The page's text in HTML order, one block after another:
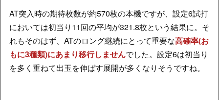
AT突入時の期待枚数が約570枚の本機ですが、設定6試打
においては初当り11回の平均が321.8枚という結果に。そ
れもそのはず、ATのロング継続にとって重要な高確率(お
もに3種類)にあまり移行しませんでした。設定6は初当り
を多く重ねて出玉を伸ばす展開が多くなりそうですね。